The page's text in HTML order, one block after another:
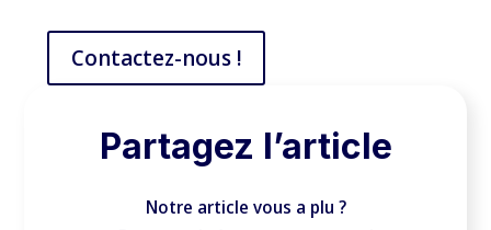
Contactez-nous !
Partagez l’article
Notre article vous a plu ?